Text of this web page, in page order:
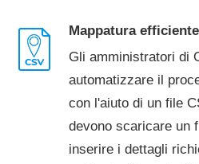
Mappatura
Gli amministratori di
automatizzare il
con l'aiuto di un file
devono scaricare un
inserire i dettagli